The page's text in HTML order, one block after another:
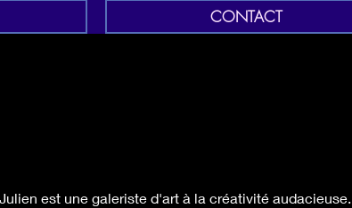
CONTACT
est une galeriste d'art à la créativité audacieuse.